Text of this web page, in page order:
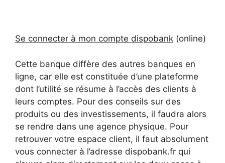
Se connecter à mon compte dispobank (online)
Cette banque diffère des autres banques en
ligne, car elle est constituée d’une plateforme
dont l’utilité se résume à l’accès des clients à
leurs comptes. Pour des conseils sur des
produits ou des investissements, il faudra alors
se rendre dans une agence physique. Pour
retrouver votre espace client, il faut absolument
vous connecter à l’adresse dispobank.fr qui